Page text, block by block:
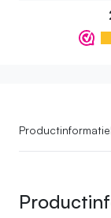
Productinformatie